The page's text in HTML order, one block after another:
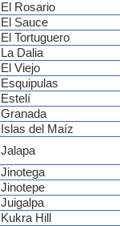
El Rosario
El Sauce
El Tortuguero
La Dalia
El Viejo
Esquipulas
Estelí
Granada
Islas del Maíz
Jalapa
Jinotega
Jinotepe
Juigalpa
Kukra Hill